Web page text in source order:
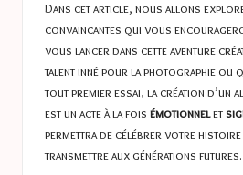
Dans cet article, nous allons
convaincantes qui vous
vous lancer dans cette aventure
talent inné pour la photographie ou
tout premier essai, la création d’un
est un acte à la fois émotionnelet
permettra de célébrer votre histoire
transmettre aux générations futures.